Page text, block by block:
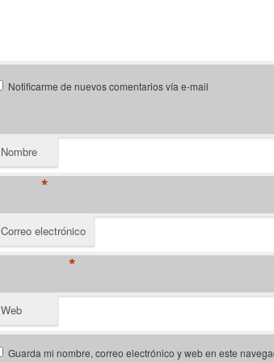
Notificarme de nuevos comentarios vía e-mail
Nombre
*
Correo electrónico
*
Web
Guarda mi nombre, correo electrónico y web en este